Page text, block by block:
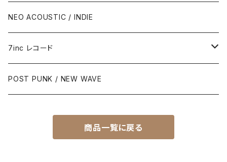
NEO ACOUSTIC / INDIE
7inc レコード
PUNK / 2TONE
SKA / ROCK STEADY / REGGAE
POST PUNK / NEW WAVE
商品一覧に戻る